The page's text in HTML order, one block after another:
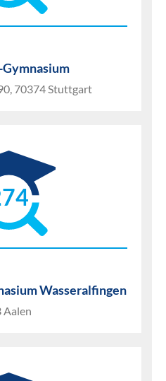
70374 Stuttgart
Wasseralfingen
Aalen